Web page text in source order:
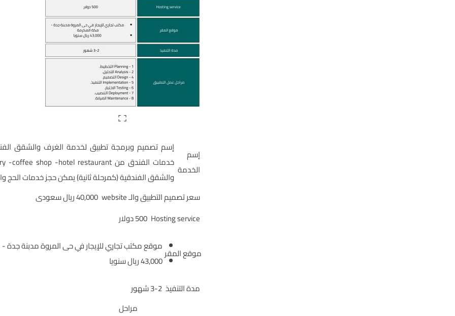
إسم
الخدمة
إسم تصميم وبرمجة تطبيق لخدمة الغرف والشقق
والشقق الفندقية (كمرحلة ثانية) يمكن حجز خدمات الحج
سعر تصميم التطبيق والـ website
40,000 ريال سعودى
Hosting service 500 دولار
موقع المقر
موقع مكتب تجاري للإيجار في حى المروة مدبنة
43,000 ريال سنويا
مدة التنفيذ 3-2 شهور
مراحل